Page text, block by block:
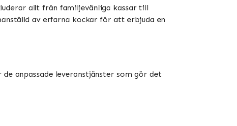
allt från familjevänliga kassar till
av erfarna kockar för att erbjuda en
anpassade leveranstjänster som gör det